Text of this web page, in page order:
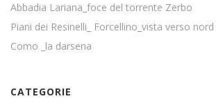
Abbadia Lariana_foce del torrente Zerbo
Piani dei Resinelli_ Forcellino_vista verso nord
Como _la darsena
CATEGORIE